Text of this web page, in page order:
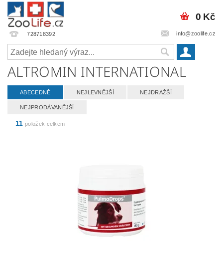
728718392 info@zoolife.cz
0 Kč
ALTROMIN INTERNATIONAL
ABECEDNĚ NEJLEVNĚJŠÍ NEJDRAŽŠÍ
NEJPRODÁVANĚJŠÍ
11 položek celkem